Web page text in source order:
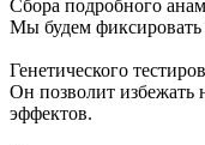
Сбора подробного
Мы будем
Генетического
Он позволит
эффектов.